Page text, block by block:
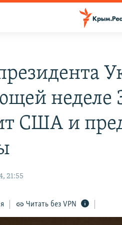
неделе
США и
21:55
Читать без VPN